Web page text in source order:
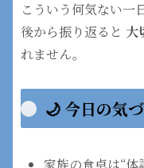
こういう何気ない一
後から振り返ると 大
れません。
🌙 今日の気